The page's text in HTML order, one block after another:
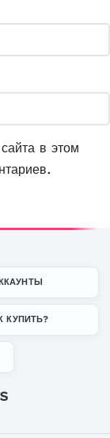
в этом
КУПИТЬ?